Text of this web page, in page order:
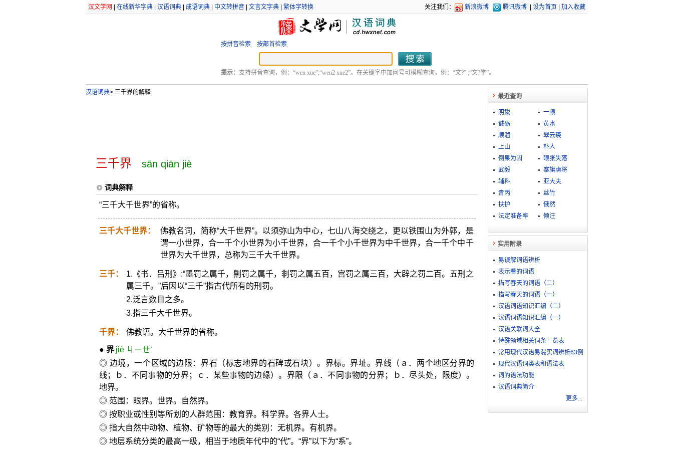
汉文学网 在线新华字典| 汉语词典| 成语词典| 中文转拼音| 文言文字典| 繁体字转换 关注我们： 新浪微博 腾讯微博 设为首页 加入收藏
按拼音检索 按部首检索
提示： 支持拼音查询，例：“wen xue”;“wen2 xue2”。在关键字中加问号可模糊查询，例：“文?” ;“文?学”。
汉语词典>三千界的解释
三千界 sān qiān jiè
词典解释
“三千大千世界”的省称。
三千大千世界：
佛教名词，简称“大千世界”。以须弥山为中心，七山八海交绕之，更以铁围山为外郭，是
谓一小世界，合一千个小世界为小千世界，合一千个小千世界为中千世界，合一千个中千
世界为大千世界，总称为三千大千世界。
三千：
1.《书．吕刑》:“墨罚之属千，劓罚之属千，剕罚之属五百，宫罚之属三百，大辟之罚二百。五刑之
属三千。”后因以“三千”指古代所有的刑罚。
2.泛言数目之多。
3.指三千大千世界。
千界： 佛教语。大千世界的省称。
● 界 jiè ㄐㄧㄝˋ
◎ 边境，一个区域的边限：界石（标志地界的石碑或石块）。界标。界址。界线（ａ．两个地区分界的
线；ｂ．不同事物的分界；ｃ．某些事物的边缘）。界限（ａ．不同事物的分界；ｂ．尽头处，限度）。
地界。
◎ 范围：眼界。世界。自然界。
◎ 按职业或性别等所划的人群范围：教育界。科学界。各界人士。
◎ 指大自然中动物、植物、矿物等的最大的类别：无机界。有机界。
◎ 地层系统分类的最高一级，相当于地质年代中的“代”。“界”以下为“系”。
最近查询
明鋭
一限
诚砺
黄水
顺溜
翠云裘
上山
朴人
倒果为因
眼张失落
武毅
搴旗虏将
辅料
亚大夫
青丙
丝竹
扶护
俄然
法定准备率
倾注
实用附录
易误解词语辨析
表示看的词语
描写春天的词语（二）
描写春天的词语（一）
汉语词语知识汇编（二）
汉语词语知识汇编（一）
汉语关联词大全
特殊领域相关词条一览表
常用现代汉语易混实词辨析63例
现代汉语词类表和语法表
词的语法功能
汉语词典简介
更多...